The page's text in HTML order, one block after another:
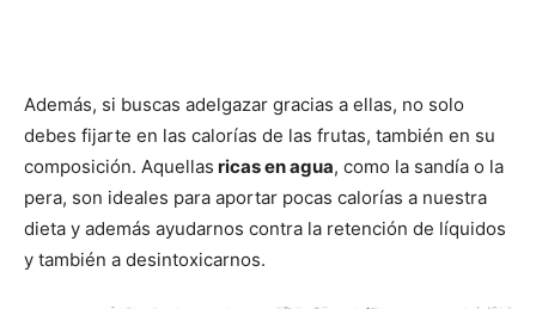
Además, si buscas adelgazar gracias a ellas, no solo
debes fijarte en las calorías de las frutas, también en su
composición. Aquellas ricas en agua, como la sandía o la
pera, son ideales para aportar pocas calorías a nuestra
dieta y además ayudarnos contra la retención de líquidos
y también a desintoxicarnos.